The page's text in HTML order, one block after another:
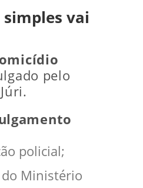
vai
pelo
policial;
Ministério